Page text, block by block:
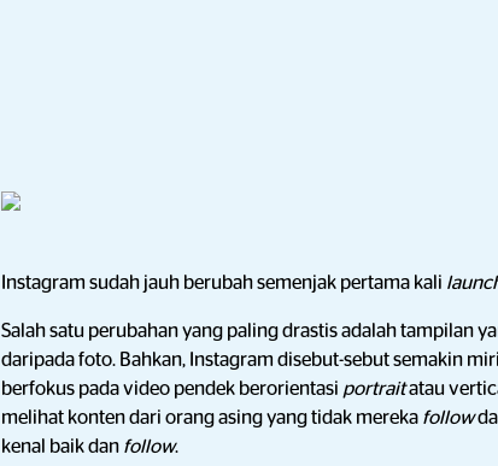
Instagram sudah jauh berubah semenjak pertama kali
Salah satu perubahan yang paling drastis adalah tampilan
daripada foto. Bahkan, Instagram disebut-sebut semakin
berfokus pada video pendek berorientasi portraitatau
melihat konten dari orang asing yang tidak mereka follow
kenal baik dan follow.